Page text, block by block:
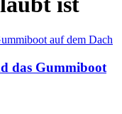
das Gummiboot